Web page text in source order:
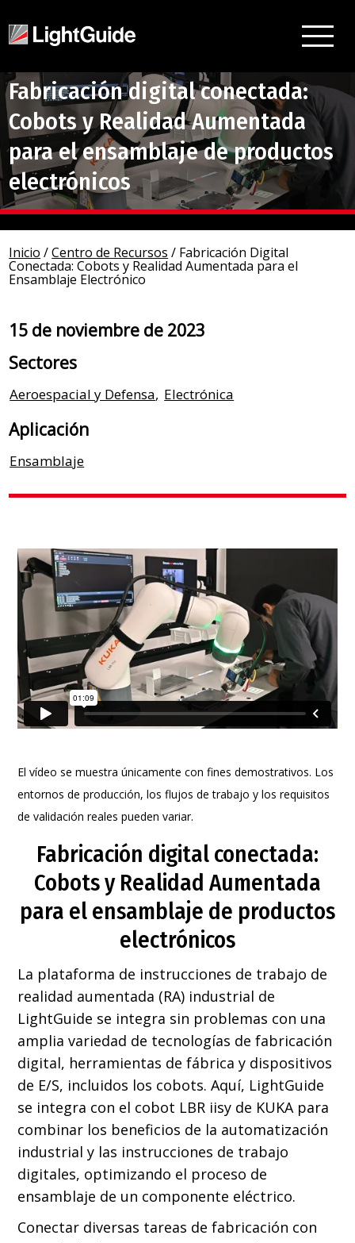
Fabricación digital conectada:
Cobots y Realidad Aumentada
para el ensamblaje de productos
electrónicos
Inicio /Centro de Recursos / Fabricación Digital
Conectada: Cobots y Realidad Aumentada para el
Ensamblaje Electrónico
15 de noviembre de 2023
Sectores
Aeroespacial y Defensa, Electrónica
Aplicación
Ensamblaje
El vídeo se muestra únicamente con fines demostrativos. Los
entornos de producción, los flujos de trabajo y los requisitos
de validación reales pueden variar.
Fabricación digital conectada:
Cobots y Realidad Aumentada
para el ensamblaje de productos
electrónicos
La plataforma de instrucciones de trabajo de
realidad aumentada (RA) industrial de
LightGuide se integra sin problemas con una
amplia variedad de tecnologías de fabricación
digital, herramientas de fábrica y dispositivos
de E/S, incluidos los cobots. Aquí, LightGuide
se integra con el cobot LBR iisy de KUKA para
combinar los beneficios de la automatización
industrial y las instrucciones de trabajo
digitales, optimizando el proceso de
ensamblaje de un componente eléctrico.
Conectar diversas tareas de fabricación con